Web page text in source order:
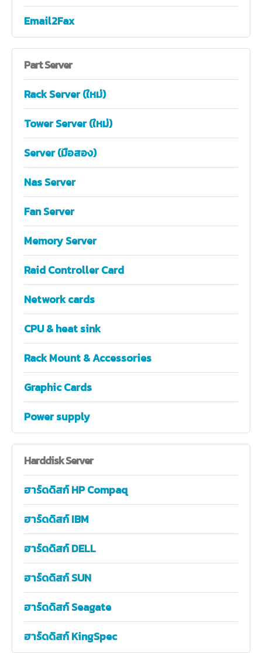
Email2Fax
PartServer
Rack Server (ใหม่)
Tower Server (ใหม่)
Server (มือสอง)
Nas Server
Fan Server
Memory Server
Raid Controller Card
Network cards
CPU & heat sink
Rack Mount & Accessories
Graphic Cards
Power supply
HarddiskServer
ฮาร์ดดิสก์ HP Compaq
ฮาร์ดดิสก์ IBM
ฮาร์ดดิสก์ DELL
ฮาร์ดดิสก์ SUN
ฮาร์ดดิสก์ Seagate
ฮาร์ดดิสก์ KingSpec